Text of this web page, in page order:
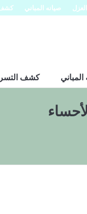
صيانه المباني كشف
كشف